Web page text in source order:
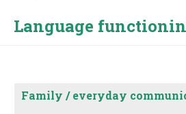
традиции отделяют от
румынским языком);
цыгане-мадьяры, влахуря,
цыган-синти, крымские и
Language
Family / everyday